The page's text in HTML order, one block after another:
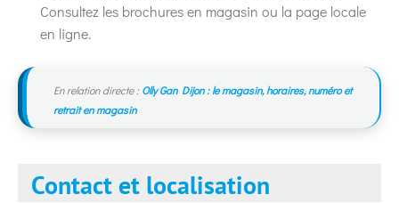
Consultez les brochures en magasin ou la page locale
en ligne.
En relation directe : Olly Gan Dijon : le magasin, horaires, numéro et
retrait en magasin
Contact et localisation